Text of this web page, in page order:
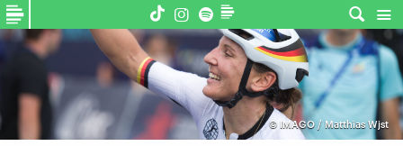
© IMAGO / Matthias Wjst